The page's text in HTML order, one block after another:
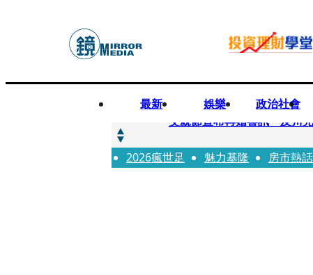
最新 娛樂 政治社會
快訊
父親節宣布再婚喜訊 及川
快訊
改姓斷開阿湯哥！20歲舒莉
2026瘋世足 魅力基隆 房市熱